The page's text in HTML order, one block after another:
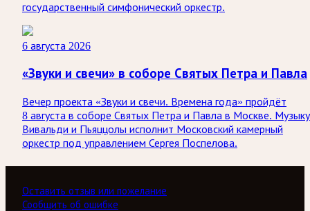
государственный симфонический оркестр.
6 августа 2026
«Звуки и свечи» в соборе Святых Петра и Павла
Вечер проекта «Звуки и свечи. Времена года» пройдёт
8 августа в соборе Святых Петра и Павла в Москве. Музыку
Вивальди и Пьяццолы исполнит Московский камерный
оркестр под управлением Сергея Поспелова.
Оставить отзыв или пожелание
Сообщить об ошибке